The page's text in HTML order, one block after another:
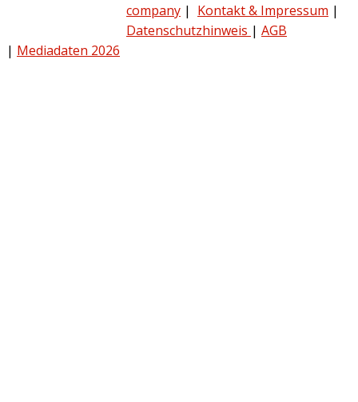
company | Kontakt & Impressum |
Datenschutzhinweis | AGB
| Mediadaten 2026